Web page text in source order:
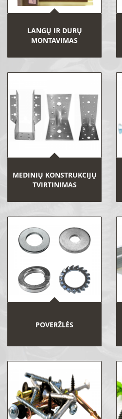
LANGŲ IR DURŲ
MONTAVIMAS
MEDINIŲ KONSTRUKCIJŲ
TVIRTINIMAS
POVERŽLĖS